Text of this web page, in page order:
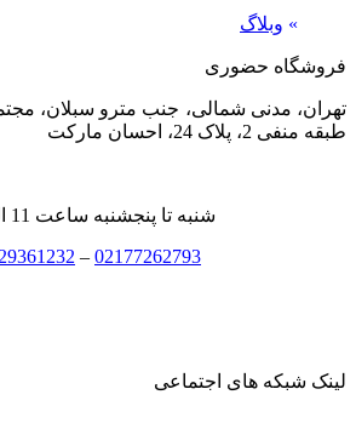
» وبلاگ
فروشگاه حضوری
تهران، مدنی شمالی، جنب مترو سبلان،
طبقه منفی 2، پلاک 24، احسان مارکت
شنبه تا پنجشنبه ساعت 11 الی 20
02177262793
–
لینک شبکه های اجتماعی